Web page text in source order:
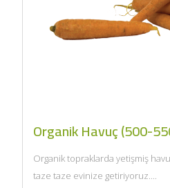
Organik Havuç (500-
Organik topraklarda yetişmiş
taze taze evinize getiriyoruz....